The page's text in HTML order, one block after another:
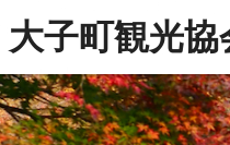
大子町観光協